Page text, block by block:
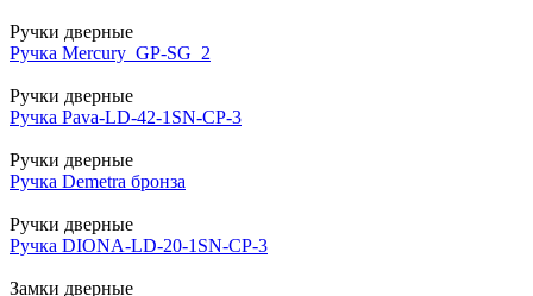
Ручки дверные
Ручка Mercury_GP-SG_2
Ручки дверные
Ручка Pava-LD-42-1SN-CP-3
Ручки дверные
Ручка Demetra бронза
Ручки дверные
Ручка DIONA-LD-20-1SN-CP-3
Замки дверные